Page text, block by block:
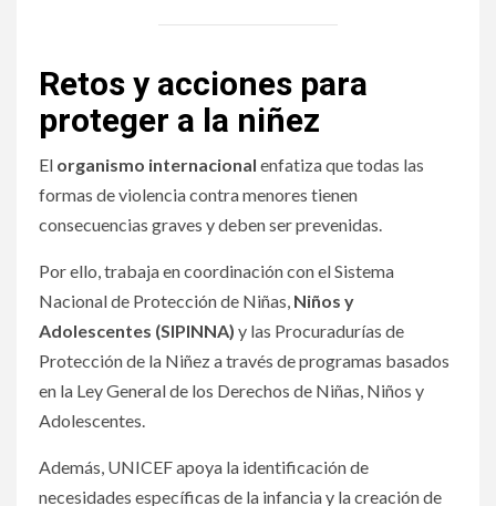
Retos y acciones para
proteger a la niñez
El organismo internacional enfatiza que todas las
formas de violencia contra menores tienen
consecuencias graves y deben ser prevenidas.
Por ello, trabaja en coordinación con el Sistema
Nacional de Protección de Niñas, Niños y
Adolescentes (SIPINNA) y las Procuradurías de
Protección de la Niñez a través de programas basados
en la Ley General de los Derechos de Niñas, Niños y
Adolescentes.
Además, UNICEF apoya la identificación de
necesidades específicas de la infancia y la creación de